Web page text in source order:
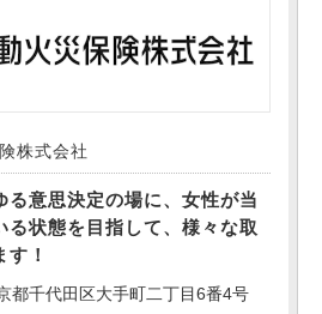
株式会社
る意思決定の場に、女性が当
る状態を目指して、様々な取
！
都千代田区大手町二丁目6番4号